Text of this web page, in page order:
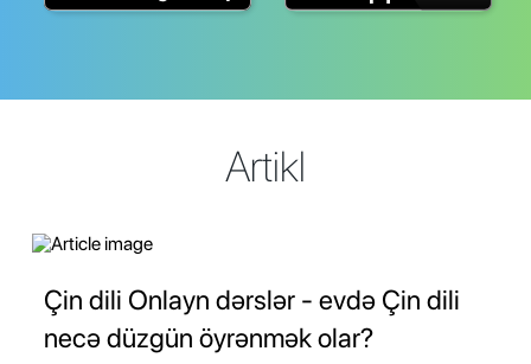
Artikl
Çin dili Onlayn dərslər - evdə Çin dili
necə düzgün öyrənmək olar?